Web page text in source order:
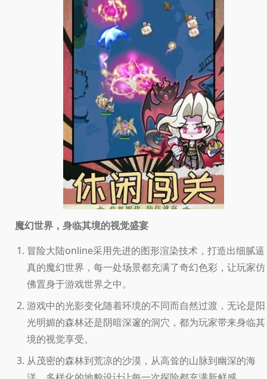
魔幻世界，身临其境的视觉盛宴
冒险大陆online采用先进的图形渲染技术，打造出细腻逼
真的魔幻世界，每一处场景都充满了奇幻色彩，让玩家仿
佛置身于游戏世界之中。
游戏中的光影变化随着环境的不同而自然过渡，无论是阳
光明媚的森林还是阴暗深邃的洞穴，都为玩家带来身临其
境的视觉享受。
从茂密的森林到荒凉的沙漠，从高耸的山脉到幽深的海